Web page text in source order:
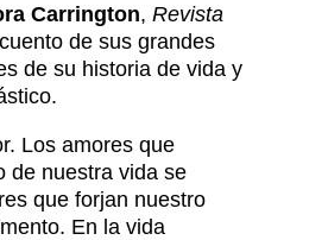
Carrington, Revista
de sus grandes
de su historia de vida y
Los amores que
de nuestra vida se
que forjan nuestro
En la vida